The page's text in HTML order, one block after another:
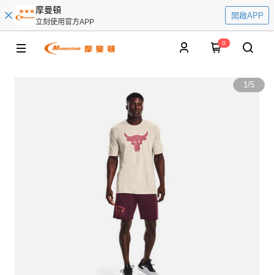
摩曼頓
立刻使用官方APP
開啟APP
0
1/5